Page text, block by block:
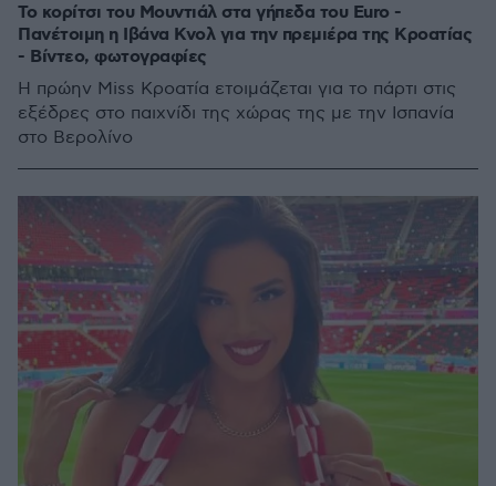
Το κορίτσι του Μουντιάλ στα γήπεδα του Euro -
Πανέτοιμη η Ιβάνα Κνολ για την πρεμιέρα της Κροατίας
- Βίντεο, φωτογραφίες
Η πρώην Miss Κροατία ετοιμάζεται για το πάρτι στις
εξέδρες στο παιχνίδι της χώρας της με την Ισπανία
στο Βερολίνο